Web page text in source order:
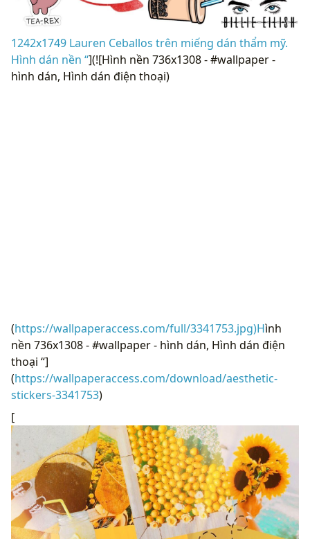
1242x1749 Lauren Ceballos trên miếng dán thẩm mỹ.
Hình dán nền “](![Hình nền 736x1308 - #wallpaper -
hình dán, Hình dán điện thoại)
(https://wallpaperaccess.com/full/3341753.jpg)Hình
nền 736x1308 - #wallpaper - hình dán, Hình dán điện
thoại “]
(https://wallpaperaccess.com/download/aesthetic-
stickers-3341753)
[